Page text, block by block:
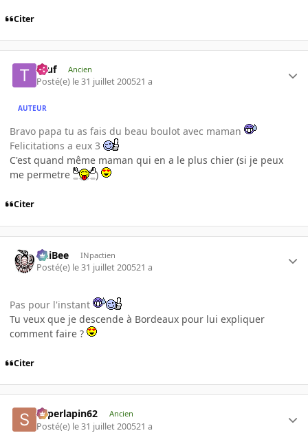
Citer
Teuf Ancien
Posté(e) le 31 juillet 200521 a
AUTEUR
Bravo papa tu as fais du beau boulot avec maman
Felicitations a eux 3
C'est quand même maman qui en a le plus chier (si je peux
me permetre
)
Citer
PhiBee INpactien
Posté(e) le 31 juillet 200521 a
Pas pour l'instant
Tu veux que je descende à Bordeaux pour lui expliquer
comment faire ?
Citer
superlapin62 Ancien
Posté(e) le 31 juillet 200521 a